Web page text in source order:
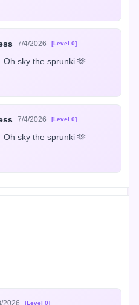
7/4/2026 [Level 0]
Oh sky the sprunki 🫶
7/4/2026 [Level 0]
Oh sky the sprunki 🫶
2026 [Level 0]